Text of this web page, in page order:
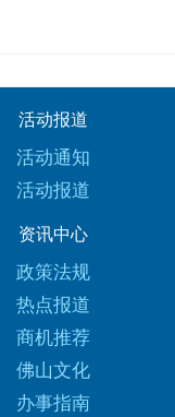
活动报道
活动通知
活动报道
资讯中心
政策法规
热点报道
商机推荐
佛山文化
办事指南